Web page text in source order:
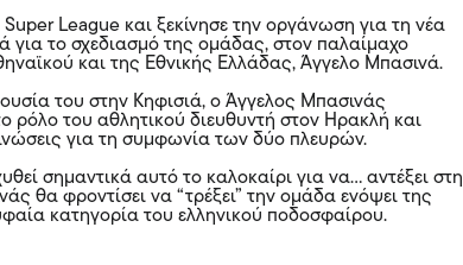
League και ξεκίνησε την οργάνωση για τη νέα
για το σχεδιασμό της ομάδας, στον παλαίμαχο
και της Εθνικής Ελλάδας, Άγγελο Μπασινά.
του στην Κηφισιά, ο Άγγελος Μπασινάς
ρόλο του αθλητικού διευθυντή στον Ηρακλή και
για τη συμφωνία των δύο πλευρών.
σημαντικά αυτό το καλοκαίρι για να… αντέξει στη
θα φροντίσει να “τρέξει” την ομάδα ενόψει της
κατηγορία του ελληνικού ποδοσφαίρου.